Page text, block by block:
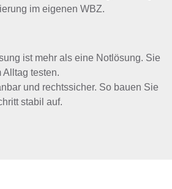
im eigenen WBZ.
ist mehr als eine Notlösung. Sie
Alltag testen.
und rechtssicher. So bauen Sie
stabil auf.